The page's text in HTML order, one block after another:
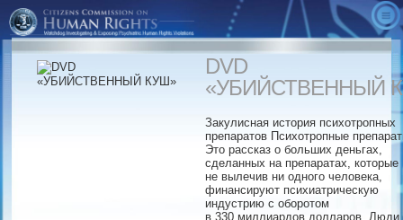
О НАС
Что такое ГКПЧ?
Обращение президента
Декларация душевного здоровья
РОЛИКИ
АЛЬТЕРНАТИВНЫЕ МЕТОДЫ ЛЕЧЕНИЯ
DVD
«УБИЙСТВЕННЫЙ
Закулисная история психотропных
препаратов Психотропные
Это рассказ о больших деньгах,
сделанных на препаратах, которые
не вылечив ни одного человека,
финансируют психиатрическую
индустрию с оборотом
в 330 миллиардов долларов. Люди